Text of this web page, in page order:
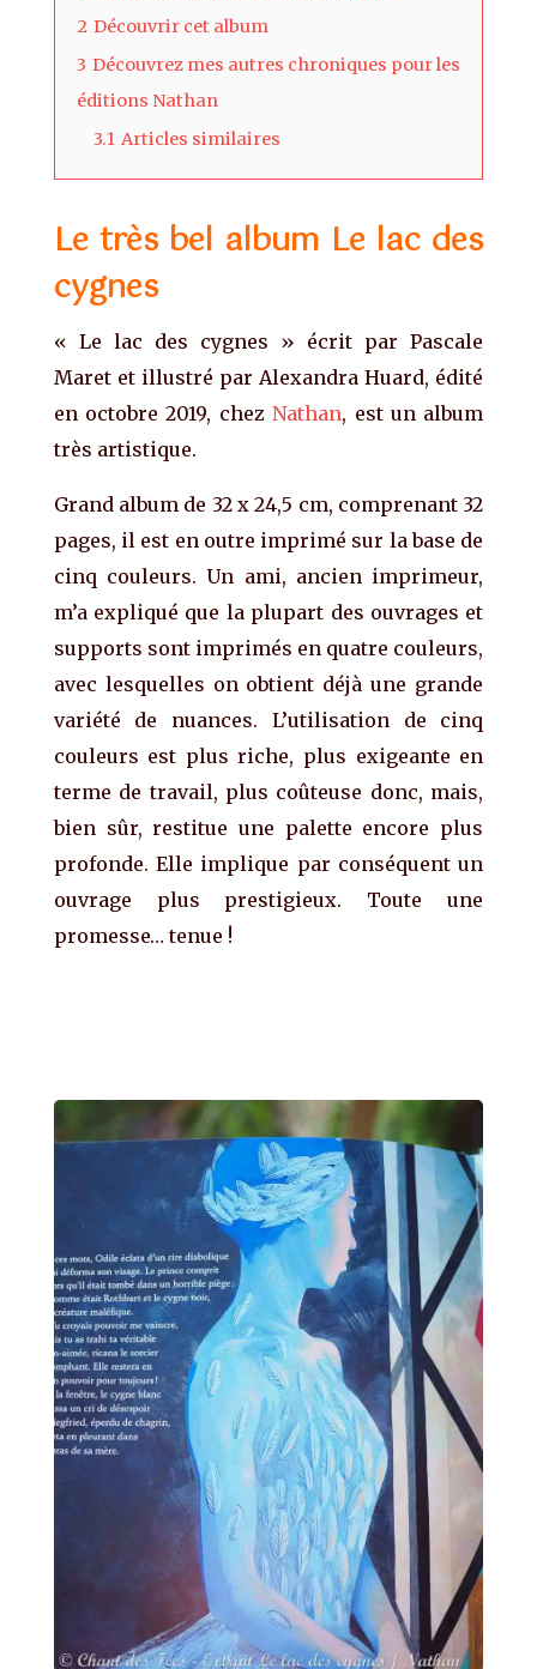
2 Découvrir cet album
3 Découvrez mes autres chroniques pour les
éditions Nathan
3.1 Articles similaires
Le très bel album Le lac des
cygnes
« Le lac des cygnes » écrit par Pascale
Maret et illustré par Alexandra Huard, édité
en octobre 2019, chezNathan, est un album
très artistique.
Grand album de 32 x 24,5 cm, comprenant 32
pages, il est en outre imprimé sur la base de
cinq couleurs. Un ami, ancien imprimeur,
m’a expliqué que la plupart des ouvrages et
supports sont imprimés en quatre couleurs,
avec lesquelles on obtient déjà une grande
variété de nuances. L’utilisation de cinq
couleurs est plus riche, plus exigeante en
terme de travail, plus coûteuse donc, mais,
bien sûr, restitue une palette encore plus
profonde. Elle implique par conséquent un
ouvrage plus prestigieux. Toute une
promesse… tenue !